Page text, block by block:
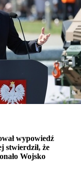
wypowiedź
stwierdził, że
Wojsko